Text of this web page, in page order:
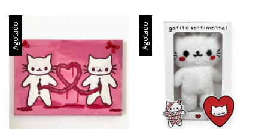
Agotado Agotado